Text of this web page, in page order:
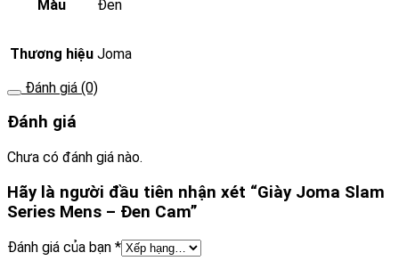
Màu Đen
Thương hiệu Joma
Đánh giá (0)
Đánh giá
Chưa có đánh giá nào.
Hãy là người đầu tiên nhận xét “Giày Joma Slam
Series Mens – Đen Cam”
Đánh giá của bạn *